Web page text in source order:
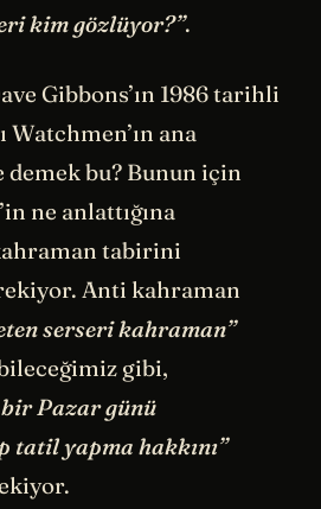
kim gözlüyor?”.
Gibbons’ın 1986 tarihli
ana
demek bu? Bunun için
ne anlattığına
tabirini
Anti kahraman
serseri kahraman”
gibi,
bir Pazar günü
tatil yapma hakkını”